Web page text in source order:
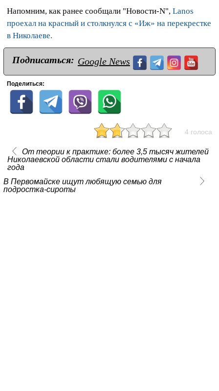
Напомним, как ранее сообщали "Новости-N", Lanos
проехал на красный и столкнулся с «Иж» на перекрестке
в Николаеве.
Подписаться: Google News
Поделиться:
4 голоса
От теории к практике: более 3,5 тысяч жителей
Николаевской области стали водителями с начала
года
В Первомайске ищут любящую семью для
подростка-сироты